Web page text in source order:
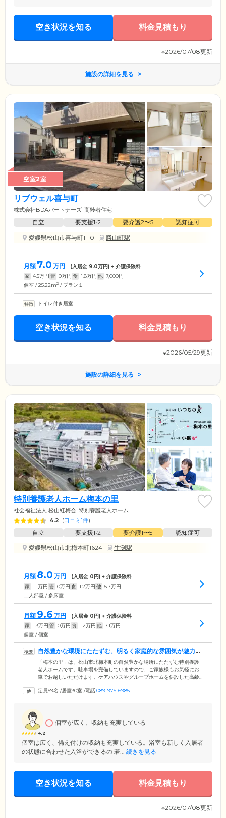
空き状況を知る 料金見積もり
※2026/07/08更新
施設の詳細を見る
空室2室
リブウェル喜与町
株式会社BDAパートナーズ 高齢者住宅
自立 要支援1•2 要介護2〜5
認知症可
愛媛県松山市喜与町1-10-1
勝山町駅
月額 7.0 万円 (入居金 9.0万円) + 介護保険料
家 4.5万円 管 0万円 食 1.8万円 他 7,000円
個室 / 25.22m2 / プラン１
トイレ付き居室
空き状況を知る 料金見積もり
※2026/05/29更新
施設の詳細を見る
特別養護老人ホーム梅本の里
社会福祉法人 松山紅梅会 特別養護老人ホーム
4.2 (口コミ1件)
自立 要支援1•2 要介護1〜5
認知症可
愛媛県松山市北梅本町1624-1
牛渕駅
月額 8.0 万円 (入居金 0円) + 介護保険料
家 1.1万円 管 0万円 食 1.2万円 他 5.7万円
二人部屋 / 多床室
月額 9.6 万円 (入居金 0円) + 介護保険料
家 1.3万円 管 0万円 食 1.2万円 他 7.1万円
個室 / 個室
自然豊かな環境にたたずむ、明るく家庭的な雰囲気が魅力の
人ホームです
「梅本の里」は、松山市北梅本町の自然豊かな場所にたたずむ特別養護
老人ホームです。駐車場を完備していますので、ご家族様もお気軽にお
車でお越しいただけます。ケアハウスやグループホームを併設した高齢
で経験を積んだ頼もしい介護スタッフが、お食事や入浴、排せつの介助
お気持ちに寄り添い、真心こめた介護ケアをお届けします。
定員59名 /居室30室 /電話089-975-6985
4.2
個室が広く、収納も充実している
個室は広く、備え付けの収納も充実している。浴室も新しく入居者
の状態に合わせた入浴ができるの 若... 続きを見る
空き状況を知る 料金見積もり
※2026/07/08更新